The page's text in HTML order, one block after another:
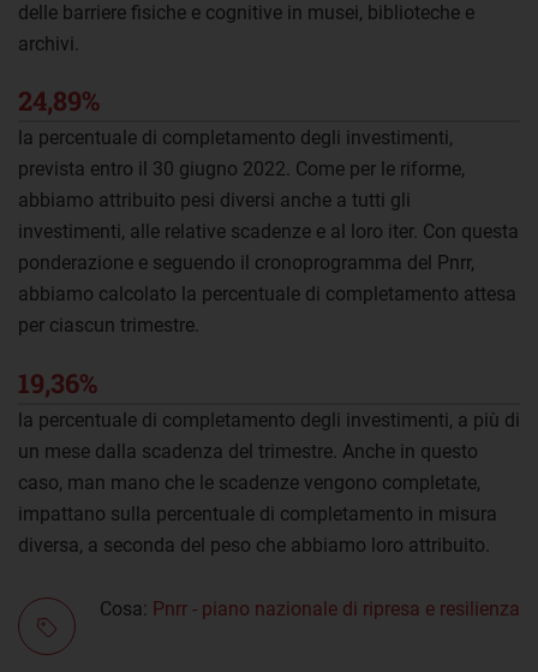
delle barriere fisiche e cognitive in musei, biblioteche e
archivi.
24,89%
la percentuale di completamento degli investimenti,
prevista entro il 30 giugno 2022. Come per le riforme,
abbiamo attribuito pesi diversi anche a tutti gli
investimenti, alle relative scadenze e al loro iter. Con questa
ponderazione e seguendo il cronoprogramma del Pnrr,
abbiamo calcolato la percentuale di completamento attesa
per ciascun trimestre.
19,36%
la percentuale di completamento degli investimenti, a più di
un mese dalla scadenza del trimestre. Anche in questo
caso, man mano che le scadenze vengono completate,
impattano sulla percentuale di completamento in misura
diversa, a seconda del peso che abbiamo loro attribuito.
Cosa: Pnrr - piano nazionale di ripresa e resilienza